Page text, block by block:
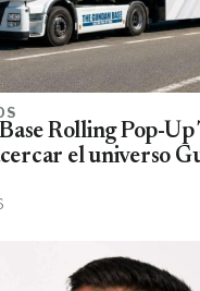
Rolling Pop-Up
el universo